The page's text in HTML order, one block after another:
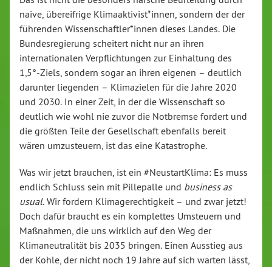
naive, übereifrige Klimaaktivist*innen, sondern der der
führenden Wissenschaftler*innen dieses Landes. Die
Bundesregierung scheitert nicht nur an ihren
internationalen Verpflichtungen zur Einhaltung des
1,5°-Ziels, sondern sogar an ihren eigenen – deutlich
darunter liegenden – Klimazielen für die Jahre 2020
und 2030. In einer Zeit, in der die Wissenschaft so
deutlich wie wohl nie zuvor die Notbremse fordert und
die größten Teile der Gesellschaft ebenfalls bereit
wären umzusteuern, ist das eine Katastrophe.
Was wir jetzt brauchen, ist ein #NeustartKlima: Es muss
endlich Schluss sein mit Pillepalle und business as
usual. Wir fordern Klimagerechtigkeit – und zwar jetzt!
Doch dafür braucht es ein komplettes Umsteuern und
Maßnahmen, die uns wirklich auf den Weg der
Klimaneutralität bis 2035 bringen. Einen Ausstieg aus
der Kohle, der nicht noch 19 Jahre auf sich warten lässt,